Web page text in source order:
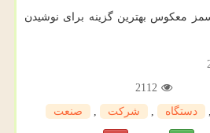
معکوس بهترین گزینه برای نوشیدن
2112
, دستگاه , شركت , صنعت